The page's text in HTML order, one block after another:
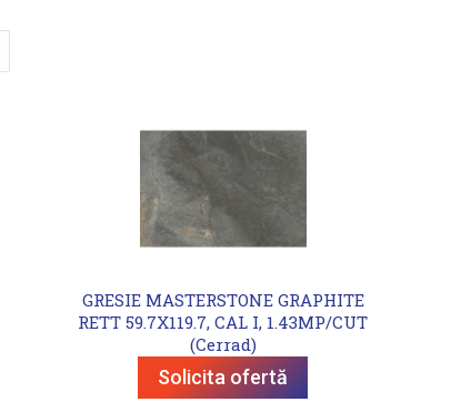
GRESIE MASTERSTONE GRAPHITE
RETT 59.7X119.7, CAL I, 1.43MP/CUT
(Cerrad)
Solicita ofertă